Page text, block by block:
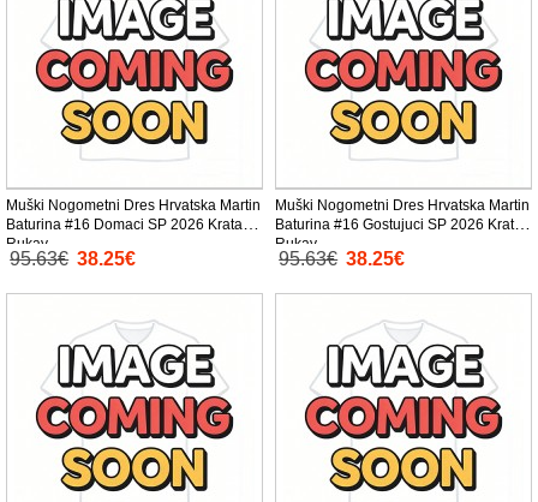
Muški Nogometni Dres Hrvatska Martin
Baturina #16 Domaci SP 2026 Kratak
Rukav
95.63€ 38.25€
Muški Nogometni Dres Hrvatska Martin
Baturina #16 Gostujuci SP 2026 Kratak
Rukav
95.63€ 38.25€